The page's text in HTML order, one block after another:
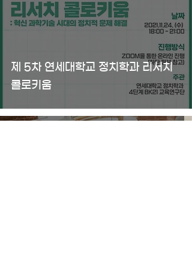
제 5차 연세대학교 정치학과 리서치
콜로키움